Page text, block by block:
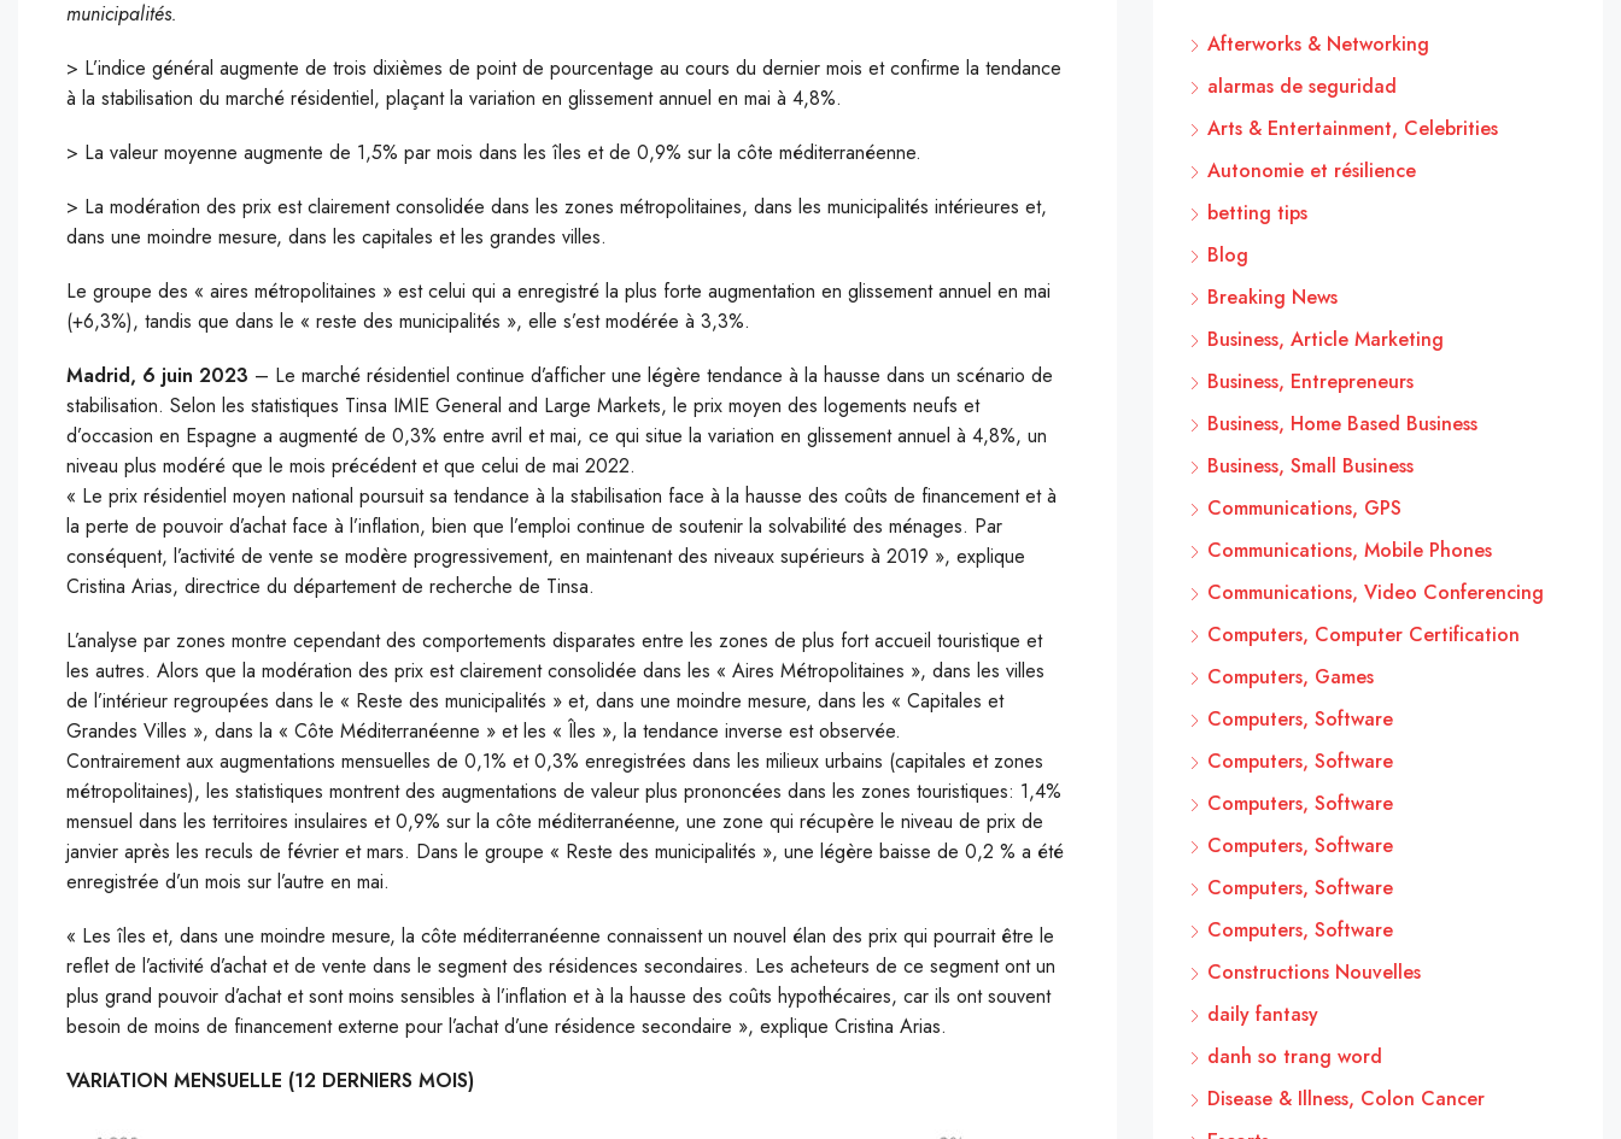
municipalités.
> L’indice général augmente de trois dixièmes de point de pourcentage au cours du dernier mois et confirme la tendance
à la stabilisation du marché résidentiel, plaçant la variation en glissement annuel en mai à 4,8%.
> La valeur moyenne augmente de 1,5% par mois dans les îles et de 0,9% sur la côte méditerranéenne.
> La modération des prix est clairement consolidée dans les zones métropolitaines, dans les municipalités intérieures et,
dans une moindre mesure, dans les capitales et les grandes villes.
Le groupe des « aires métropolitaines » est celui qui a enregistré la plus forte augmentation en glissement annuel en mai
(+6,3%), tandis que dans le « reste des municipalités », elle s’est modérée à 3,3%.
Madrid, 6 juin 2023 – Le marché résidentiel continue d’afficher une légère tendance à la hausse dans un scénario de
stabilisation. Selon les statistiques Tinsa IMIE General and Large Markets, le prix moyen des logements neufs et
d’occasion en Espagne a augmenté de 0,3% entre avril et mai, ce qui situe la variation en glissement annuel à 4,8%, un
niveau plus modéré que le mois précédent et que celui de mai 2022.
« Le prix résidentiel moyen national poursuit sa tendance à la stabilisation face à la hausse des coûts de financement et à
la perte de pouvoir d’achat face à l’inflation, bien que l’emploi continue de soutenir la solvabilité des ménages. Par
conséquent, l’activité de vente se modère progressivement, en maintenant des niveaux supérieurs à 2019 », explique
Cristina Arias, directrice du département de recherche de Tinsa.
L’analyse par zones montre cependant des comportements disparates entre les zones de plus fort accueil touristique et
les autres. Alors que la modération des prix est clairement consolidée dans les « Aires Métropolitaines », dans les villes
de l’intérieur regroupées dans le « Reste des municipalités » et, dans une moindre mesure, dans les « Capitales et
Grandes Villes », dans la « Côte Méditerranéenne » et les « Îles », la tendance inverse est observée.
Contrairement aux augmentations mensuelles de 0,1% et 0,3% enregistrées dans les milieux urbains (capitales et zones
métropolitaines), les statistiques montrent des augmentations de valeur plus prononcées dans les zones touristiques: 1,4%
mensuel dans les territoires insulaires et 0,9% sur la côte méditerranéenne, une zone qui récupère le niveau de prix de
janvier après les reculs de février et mars. Dans le groupe « Reste des municipalités », une légère baisse de 0,2 % a été
enregistrée d’un mois sur l’autre en mai.
« Les îles et, dans une moindre mesure, la côte méditerranéenne connaissent un nouvel élan des prix qui pourrait être le
reflet de l’activité d’achat et de vente dans le segment des résidences secondaires. Les acheteurs de ce segment ont un
plus grand pouvoir d’achat et sont moins sensibles à l’inflation et à la hausse des coûts hypothécaires, car ils ont souvent
besoin de moins de financement externe pour l’achat d’une résidence secondaire », explique Cristina Arias.
VARIATION MENSUELLE (12 DERNIERS MOIS)
Afterworks & Networking
alarmas de seguridad
Arts & Entertainment, Celebrities
Autonomie et résilience
betting tips
Blog
Breaking News
Business, Article Marketing
Business, Entrepreneurs
Business, Home Based Business
Business, Small Business
Communications, GPS
Communications, Mobile Phones
Communications, Video Conferencing
Computers, Computer Certification
Computers, Games
Computers, Software
Computers, Software
Computers, Software
Computers, Software
Computers, Software
Computers, Software
Constructions Nouvelles
daily fantasy
danh so trang word
Disease & Illness, Colon Cancer